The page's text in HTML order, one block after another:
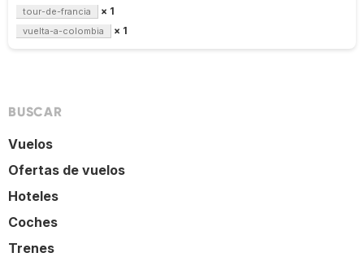
tour-de-francia × 1
vuelta-a-colombia × 1
BUSCAR
Vuelos
Ofertas de vuelos
Hoteles
Coches
Trenes